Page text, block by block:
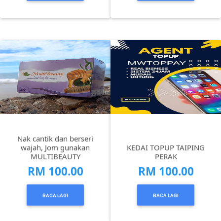
Nak cantik dan berseri
wajah, Jom gunakan
MULTIBEAUTY
RM 100.00
KEDAI TOPUP TAIPING
PERAK
RM 100.00
SELANGOR(37)
PAHANG(13)
KELANTAN(22)
NEGERI
SEMBILAN(10)
KEDAH(13)